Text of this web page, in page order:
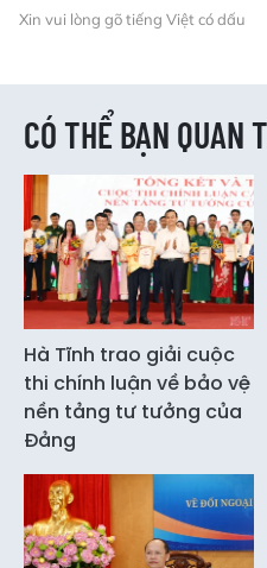
Xin vui lòng gõ tiếng Việt có dấu
CÓ THỂ BẠN QUAN
Hà Tĩnh trao giải cuộc
thi chính luận về bảo vệ
nền tảng tư tưởng của
Đảng